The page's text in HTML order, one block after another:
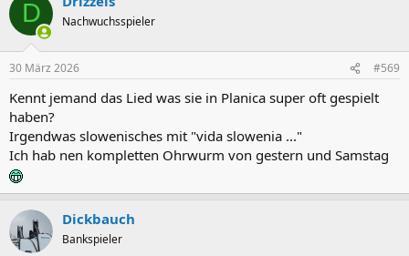
i
e
:
D Nachwuchsspieler
30 März 2026 #569
Kennt jemand das Lied was sie in Planica super oft gespielt
haben?
Irgendwas slowenisches mit "vida slowenia ..."
Ich hab nen kompletten Ohrwurm von gestern und Samstag
Dickbauch
Bankspieler